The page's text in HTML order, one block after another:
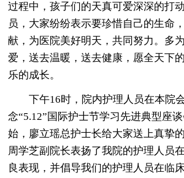
过程中，孩子们的天真可爱深深的打
员，大家纷纷表示要珍惜自己的生命
献，为医院美好明天，共同努力。多
爱，送去温暖，送去健康，愿全天下
乐的成长。
下午16时，院内护理人员在本院
念“5.12”国际护士节学习先进典型座
始，廖立瑶总护士长给大家送上真挚
周学芝副院长表扬了我院的护理人员
良表现，并倡导我们的护理人员在临